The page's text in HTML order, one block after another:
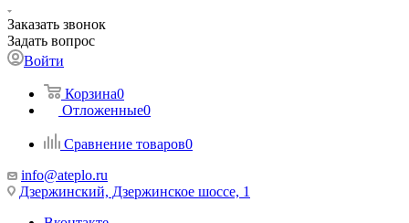
Заказать звонок
Задать вопрос
Войти
Корзина0
Отложенные0
Сравнение товаров0
info@ateplo.ru
Дзержинский, Дзержинское шоссе, 1